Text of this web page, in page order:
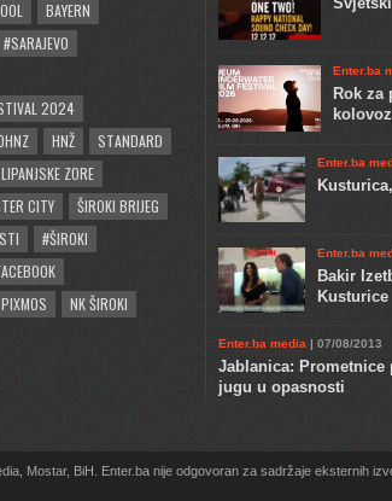
BAYERN
#SARAJEVO
2024
HNŽ
STANDARD
LIPANJSKE ZORE
CITY
ŠIROKI BRIJEG
#ŠIROKI
PIXMOS NK ŠIROKI
Enter.ba
Rok za
Enter.ba
Enter.ba
Bakir
Kusturice
Enter.ba media | 07/08/2013
Jablanica: Prometnice
jugu u opasnosti
Mostar, BiH. Enter.ba nije odgovoran za sadržaje eksternih